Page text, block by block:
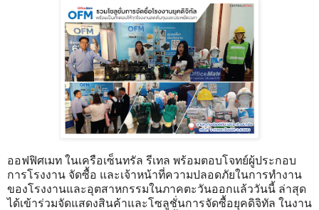
ออฟฟิศเมท ในเครือเซ็นทรัล รีเทล พร้อมตอบโจทย์ผู้ประกอบ
การโรงงาน จัดซื้อ และเจ้าหน้าที่ความปลอดภัยในการทำงาน
ของโรงงานและอุตสาหกรรมในภาคตะวันออกแล้ววันนี้ ล่าสุด
ได้เข้าร่วมจัดแสดงสินค้าและโซลูชั่นการจัดซื้อยุคดิจิทัล ในงาน